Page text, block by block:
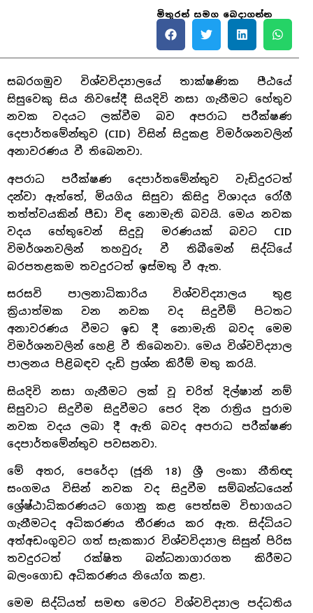
මිතුරන් සමග බෙදාගන්න
සබරගමුව විශ්වවිද්‍යාලයේ තාක්ෂණික පීඨයේ
සිසුවෙකු සිය නිවසේදී සියදිවි නසා ගැනීමට හේතුව
නවක වදයට ලක්වීම බව අපරාධ පරීක්ෂණ
දෙපාර්තමේන්තුව (CID) විසින් සිදුකළ විමර්ශනවලින්
අනාවරණය වී තිබෙනවා.
අපරාධ පරීක්ෂණ දෙපාර්තමේන්තුව වැඩිදුරටත්
දන්වා ඇත්තේ, මියගිය සිසුවා කිසිදු විශාදය රෝගී
තත්ත්වයකින් පීඩා විඳ නොමැති බවයි. මෙය නවක
වදය හේතුවෙන් සිදුවූ මරණයක් බවට CID
විමර්ශනවලින් තහවුරු වී තිබීමෙන් සිද්ධියේ
බරපතළකම තවදුරටත් ඉස්මතු වී ඇත.
සරසවි පාලනාධිකාරිය විශ්වවිද්‍යාලය තුළ
ක්‍රියාත්මක වන නවක වද සිදුවීම් පිටතට
අනාවරණය වීමට ඉඩ දී නොමැති බවද මෙම
විමර්ශනවලින් හෙළි වී තිබෙනවා. මෙය විශ්වවිද්‍යාල
පාලනය පිළිබඳව දැඩි ප්‍රශ්න කිරීම් මතු කරයි.
සියදිවි නසා ගැනීමට ලක් වූ චරිත් දිල්ෂාන් නම්
සිසුවාට සිදුවීම සිදුවීමට පෙර දින රාත්‍රිය පුරාම
නවක වදය ලබා දී ඇති බවද අපරාධ පරීක්ෂණ
දෙපාර්තමේන්තුව පවසනවා.
මේ අතර, පෙරේදා (ජූනි 18) ශ්‍රී ලංකා නීතිඥ
සංගමය විසින් නවක වද සිදුවීම සම්බන්ධයෙන්
ශ්‍රේෂ්ඨාධිකරණයට ගොනු කළ පෙත්සම විභාගයට
ගැනීමටද අධිකරණය තීරණය කර ඇත. සිද්ධියට
අත්අඩංගුවට ගත් සැකකාර විශ්වවිද්‍යාල සිසුන් පිරිස
තවදුරටත් රක්ෂිත බන්ධනාගාරගත කිරීමට
බලංගොඩ අධිකරණය නියෝග කළා.
මෙම සිද්ධියත් සමඟ මෙරට විශ්වවිද්‍යාල පද්ධතිය